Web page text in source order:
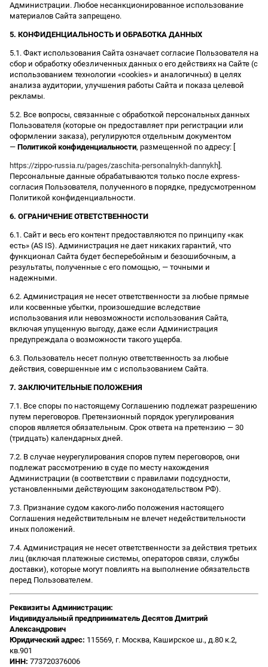
Администрации. Любое несанкционированное использование
материалов Сайта запрещено.
5. КОНФИДЕНЦИАЛЬНОСТЬ И ОБРАБОТКА ДАННЫХ
5.1. Факт использования Сайта означает согласие Пользователя на
сбор и обработку обезличенных данных о его действиях на Сайте (с
использованием технологии «cookies» и аналогичных) в целях
анализа аудитории, улучшения работы Сайта и показа целевой
рекламы.
5.2. Все вопросы, связанные с обработкой персональных данных
Пользователя (которые он предоставляет при регистрации или
оформлении заказа), регулируются отдельным документом
— Политикой конфиденциальности, размещенной по адресу: [
https://zippo-russia.ru/pages/zaschita-personalnykh-dannykh ].
Персональные данные обрабатываются только после express-
согласия Пользователя, полученного в порядке, предусмотренном
Политикой конфиденциальности.
6. ОГРАНИЧЕНИЕ ОТВЕТСТВЕННОСТИ
6.1. Сайт и весь его контент предоставляются по принципу «как
есть» (AS IS). Администрация не дает никаких гарантий, что
функционал Сайта будет бесперебойным и безошибочным, а
результаты, полученные с его помощью, — точными и
надежными.
6.2. Администрация не несет ответственности за любые прямые
или косвенные убытки, произошедшие вследствие
использования или невозможности использования Сайта,
включая упущенную выгоду, даже если Администрация
предупреждала о возможности такого ущерба.
6.3. Пользователь несет полную ответственность за любые
действия, совершенные им с использованием Сайта.
7. ЗАКЛЮЧИТЕЛЬНЫЕ ПОЛОЖЕНИЯ
7.1. Все споры по настоящему Соглашению подлежат разрешению
путем переговоров. Претензионный порядок урегулирования
споров является обязательным. Срок ответа на претензию — 30
(тридцать) календарных дней.
7.2. В случае неурегулирования споров путем переговоров, они
подлежат рассмотрению в суде по месту нахождения
Администрации (в соответствии с правилами подсудности,
установленными действующим законодательством РФ).
7.3. Признание судом какого-либо положения настоящего
Соглашения недействительным не влечет недействительности
иных положений.
7.4. Администрация не несет ответственности за действия третьих
лиц (включая платежные системы, операторов связи, службы
доставки), которые могут повлиять на выполнение обязательств
перед Пользователем.
Реквизиты Администрации:
Индивидуальный предприниматель Десятов Дмитрий
Александрович
Юридический адрес: 115569, г. Москва, Каширское ш., д.80 к.2,
кв.901
ИНН: 773720376006